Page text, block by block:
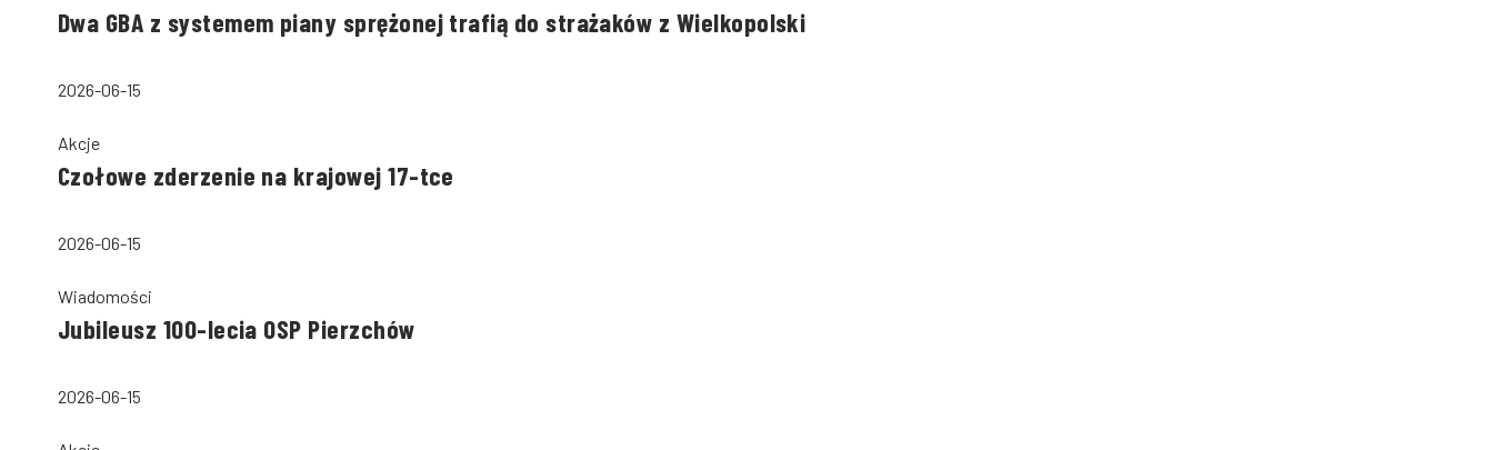
Dwa GBA z systemem piany sprężonej trafią do strażaków z Wielkopolski
2026-06-15
Akcje
Czołowe zderzenie na krajowej 17-tce
2026-06-15
Wiadomości
Jubileusz 100-lecia OSP Pierzchów
2026-06-15